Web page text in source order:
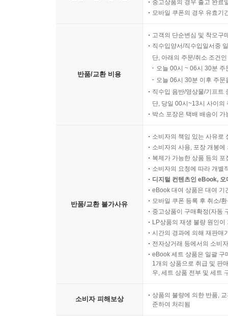
중고상품의 경우 출고 완료
모바일 쿠폰의 경우 유효기
반품/교환 비용
고객의 단순변심 및 착오구
직수입양서/직수입일서중
단, 아래의 주문/취소 조건
오늘 00시 ~ 06시 30분
오늘 06시 30분 이후 주
직수입 음반/영상물/기프트
단, 당일 00시~13시 사이의
박스 포장은 택배 배송이
반품/교환 불가사유
소비자의 책임 있는 사유로
소비자의 사용, 포장 개봉
복제가 가능한 상품 등의
소비자의 요청에 따라 개별
디지털 컨텐츠인 eBook,
eBook 대여 상품은 대여 기
모바일 쿠폰 등록 후 취소/
중고상품이 구매확정(자동
LP상품의 재생 불량 원인
시간의 경과에 의해 재판매
전자상거래 등에서의 소비
eBook 세트 상품은 일괄 구
1개의 상품으로 취급 및 판
우, 세트 상품 전부 및 세트
소비자 피해보상
상품의 불량에 의한 반품,
준하여 처리됨